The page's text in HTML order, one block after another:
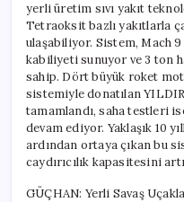
yerli üretim sıvı yakıt
Tetraoksit bazlı yakıtlarla
ulaşabiliyor. Sistem, Mach
kabiliyeti sunuyor ve 3 ton
sahip. Dört büyük roket
sistemiyle donatılan
tamamlandı, saha testleri
devam ediyor. Yaklaşık 10
ardından ortaya çıkan bu
caydırıcılık kapasitesini
GÜÇHAN: Yerli Savaş